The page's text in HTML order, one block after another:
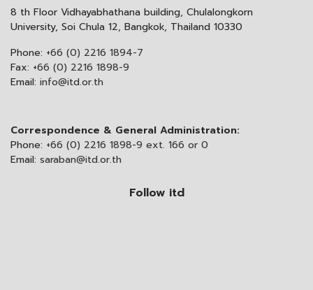
8 th Floor Vidhayabhathana building, Chulalongkorn
University, Soi Chula 12, Bangkok, Thailand 10330
Phone: +66 (0) 2216 1894-7
Fax: +66 (0) 2216 1898-9
Email: info@itd.or.th
Correspondence & General Administration:
Phone: +66 (0) 2216 1898-9 ext. 166 or 0
Email: saraban@itd.or.th
Follow itd